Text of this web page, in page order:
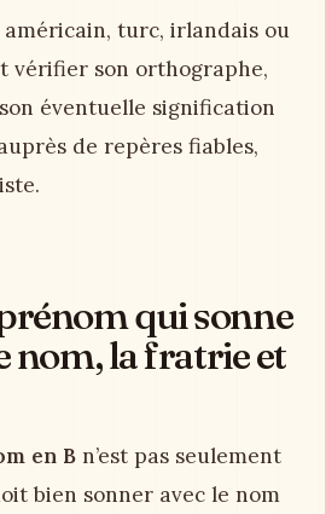
turc, irlandais ou
vérifier son orthographe,
éventuelle signification
de repères fiables,
qui sonne
nom, la fratrie et
en B n’est pas seulement
bien sonner avec le nom